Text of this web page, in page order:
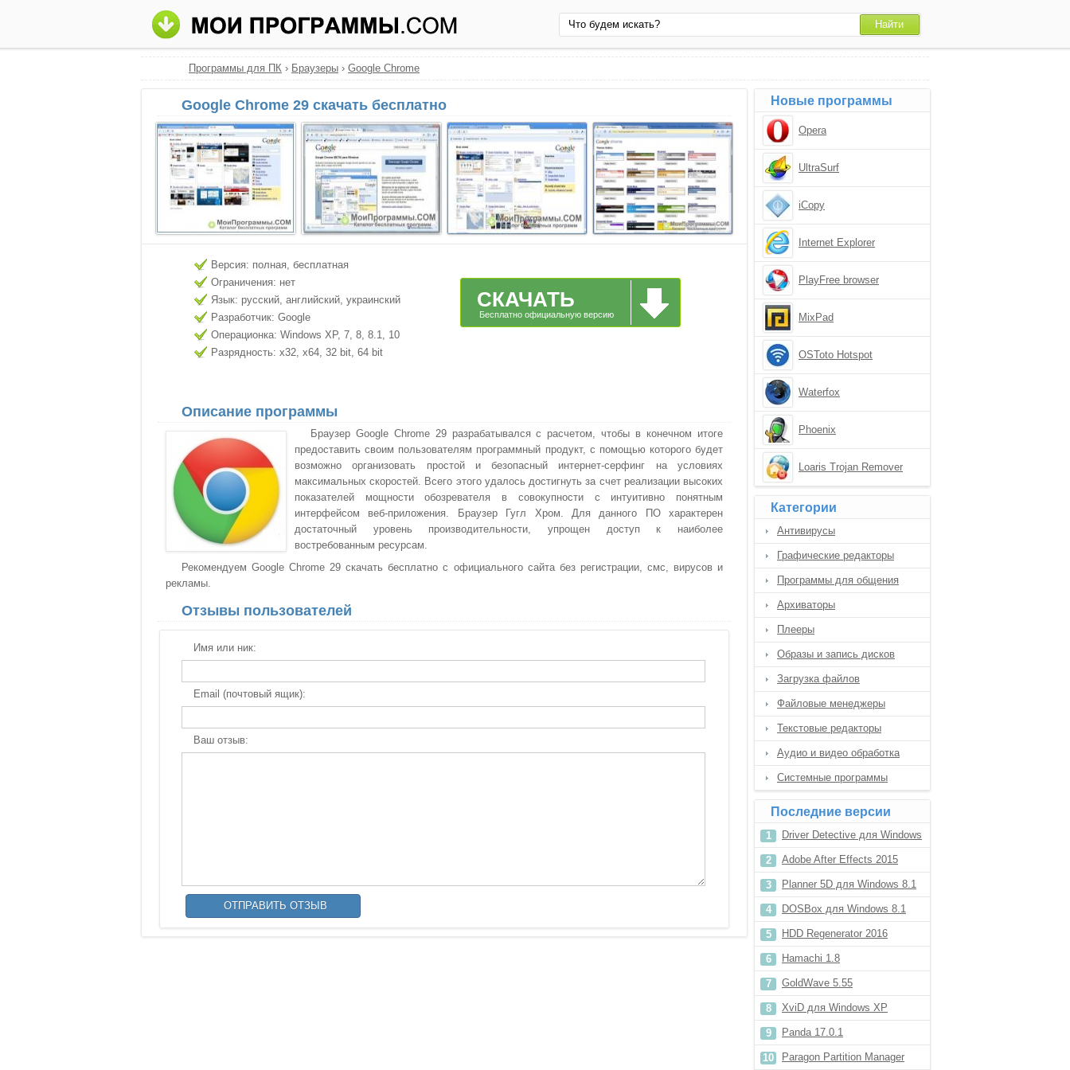
Программы для ПК › Браузеры › Google Chrome
Google Chrome 29 скачать бесплатно
Версия: полная, бесплатная
Ограничения: нет
Язык: русский, английский, украинский
Разработчик: Google
Операционка: Windows XP, 7, 8, 8.1, 10
Разрядность: x32, x64, 32 bit, 64 bit
СКАЧАТЬ
Бесплатно официальную версию
Описание программы
Браузер Google Chrome 29 разрабатывался с расчетом, чтобы в конечном итоге
предоставить своим пользователям программный продукт, с помощью которого будет
возможно организовать простой и безопасный интернет-серфинг на условиях
максимальных скоростей. Всего этого удалось достигнуть за счет реализации высоких
показателей мощности обозревателя в совокупности с интуитивно понятным
интерфейсом веб-приложения. Браузер Гугл Хром. Для данного ПО характерен
достаточный уровень производительности, упрощен доступ к наиболее
востребованным ресурсам.
Рекомендуем Google Chrome 29 скачать бесплатно с официального сайта без регистрации, смс, вирусов и
рекламы.
Отзывы пользователей
Имя или ник:
Email (почтовый ящик):
Ваш отзыв:
Новые программы
Opera
UltraSurf
iCopy
Internet Explorer
PlayFree browser
MixPad
OSToto Hotspot
Waterfox
Phoenix
Loaris Trojan Remover
Категории
Антивирусы
Графические редакторы
Программы для общения
Архиваторы
Плееры
Образы и запись дисков
Загрузка файлов
Файловые менеджеры
Текстовые редакторы
Аудио и видео обработка
Системные программы
Последние версии
Driver Detective для Windows
10
Adobe After Effects 2015
Planner 5D для Windows 8.1
DOSBox для Windows 8.1
HDD Regenerator 2016
Hamachi 1.8
GoldWave 5.55
XviD для Windows XP
Panda 17.0.1
Paragon Partition Manager